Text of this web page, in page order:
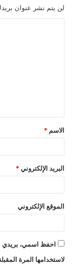
لن يتم نشر عنوان
ق
*
الاسم *
البريد الإلكتروني *
الموقع الإلكتروني
احفظ اسمي، بريدي
لاستخدامها المرة